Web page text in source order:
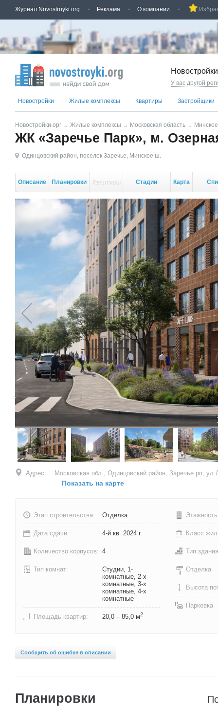
Журнал Novostroyki.org Реклама О компании
У вас другой
Новостройки Жилые комплексы Квартиры Застройщики
Новостройки.орг → Жилые комплексы → Московская область →
ЖК «Заречье Парк», м.
Одинцовский район, поселок Заречье, Минское ш.
Описание Планировки Квартиры Стадии
стройки
Карта
Адрес: Московская обл , Одинцовский район, Заречье рп, ул
Показать на карте
Этап строительства: Отделка
Дата сдачи: 4-й кв. 2024 г.
Количество корпусов: 4
Тип комнат:
Студии, 1-
комнатные, 2-х
комнатные, 3-х
комнатные, 4-х
комнатные
Площадь квартир: 20,0 – 85,0 м2
Этажность
Класс
Тип
Отделка
Высота
Парковка
Сообщить об ошибке в описании
Планировки